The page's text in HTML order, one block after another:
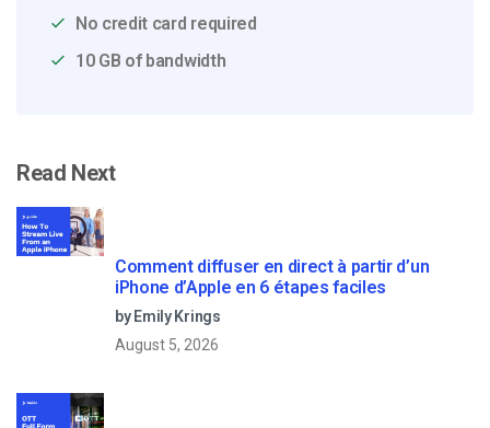
No credit card required
10 GB of bandwidth
Read Next
Comment diffuser en direct à partir d’un
iPhone d’Apple en 6 étapes faciles
by Emily Krings
August 5, 2026